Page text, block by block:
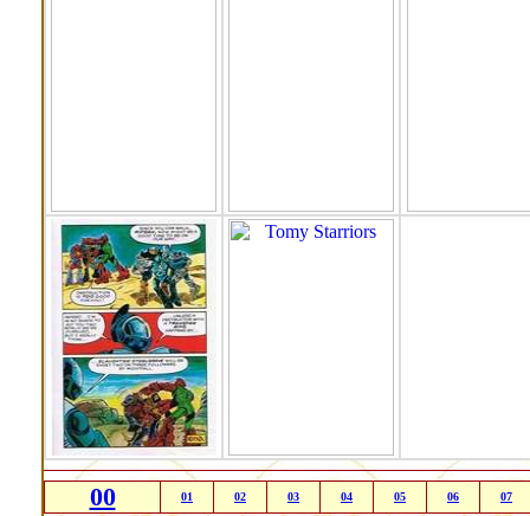
00 01 02 03 04 05 06 07